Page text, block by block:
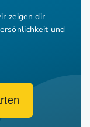
zeigen dir
und